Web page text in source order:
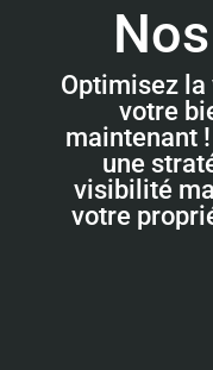
Optimisez la
votre
maintenant
une
visibilité
votre